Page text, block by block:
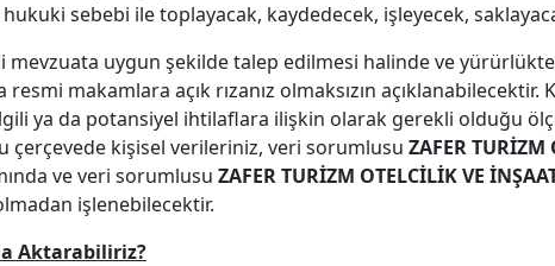
sebebi ile toplayacak, kaydedecek, işleyecek,
mevzuata uygun şekilde talep edilmesi halinde ve
makamlara açık rızanız olmaksızın
ya da potansiyel ihtilaflara ilişkin olarak gerekli olduğu
çerçevede kişisel verileriniz, veri sorumlusu ZAFER TURİZM
ve veri sorumlusu ZAFER TURİZM OTELCİLİK VE
işlenebilecektir.
Aktarabiliriz?